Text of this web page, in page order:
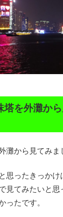
塔を外灘か
灘から見てみま
思ったきっかけ
見てみたいと思
ったです。